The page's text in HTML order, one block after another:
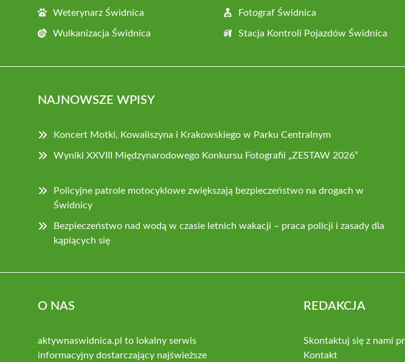
Weterynarz Świdnica Fotograf Świdnica
Wulkanizacja Świdnica Stacja Kontroli Pojazdów Świdnica
NAJNOWSZE WPISY
Koncert Motki, Kowaliszyna i Krakowskiego w Parku Centralnym
Wyniki XXVIII Międzynarodowego Konkursu Fotografii „ZESTAW 2026”
Policyjne patrole motocyklowe zwiększają bezpieczeństwo na drogach w
Świdnicy
Bezpieczeństwo nad wodą w czasie letnich wakacji – praca policji i zasady dla
kąpiących się
O NAS
aktywnaswidnica.pl to lokalny serwis
informacyjny dostarczający najświeższe
REDAKCJA
Skontaktuj się z nami
Kontakt